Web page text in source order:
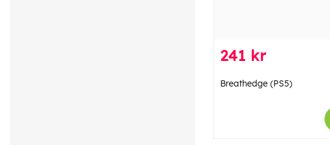
241 kr
Breathedge (PS5)